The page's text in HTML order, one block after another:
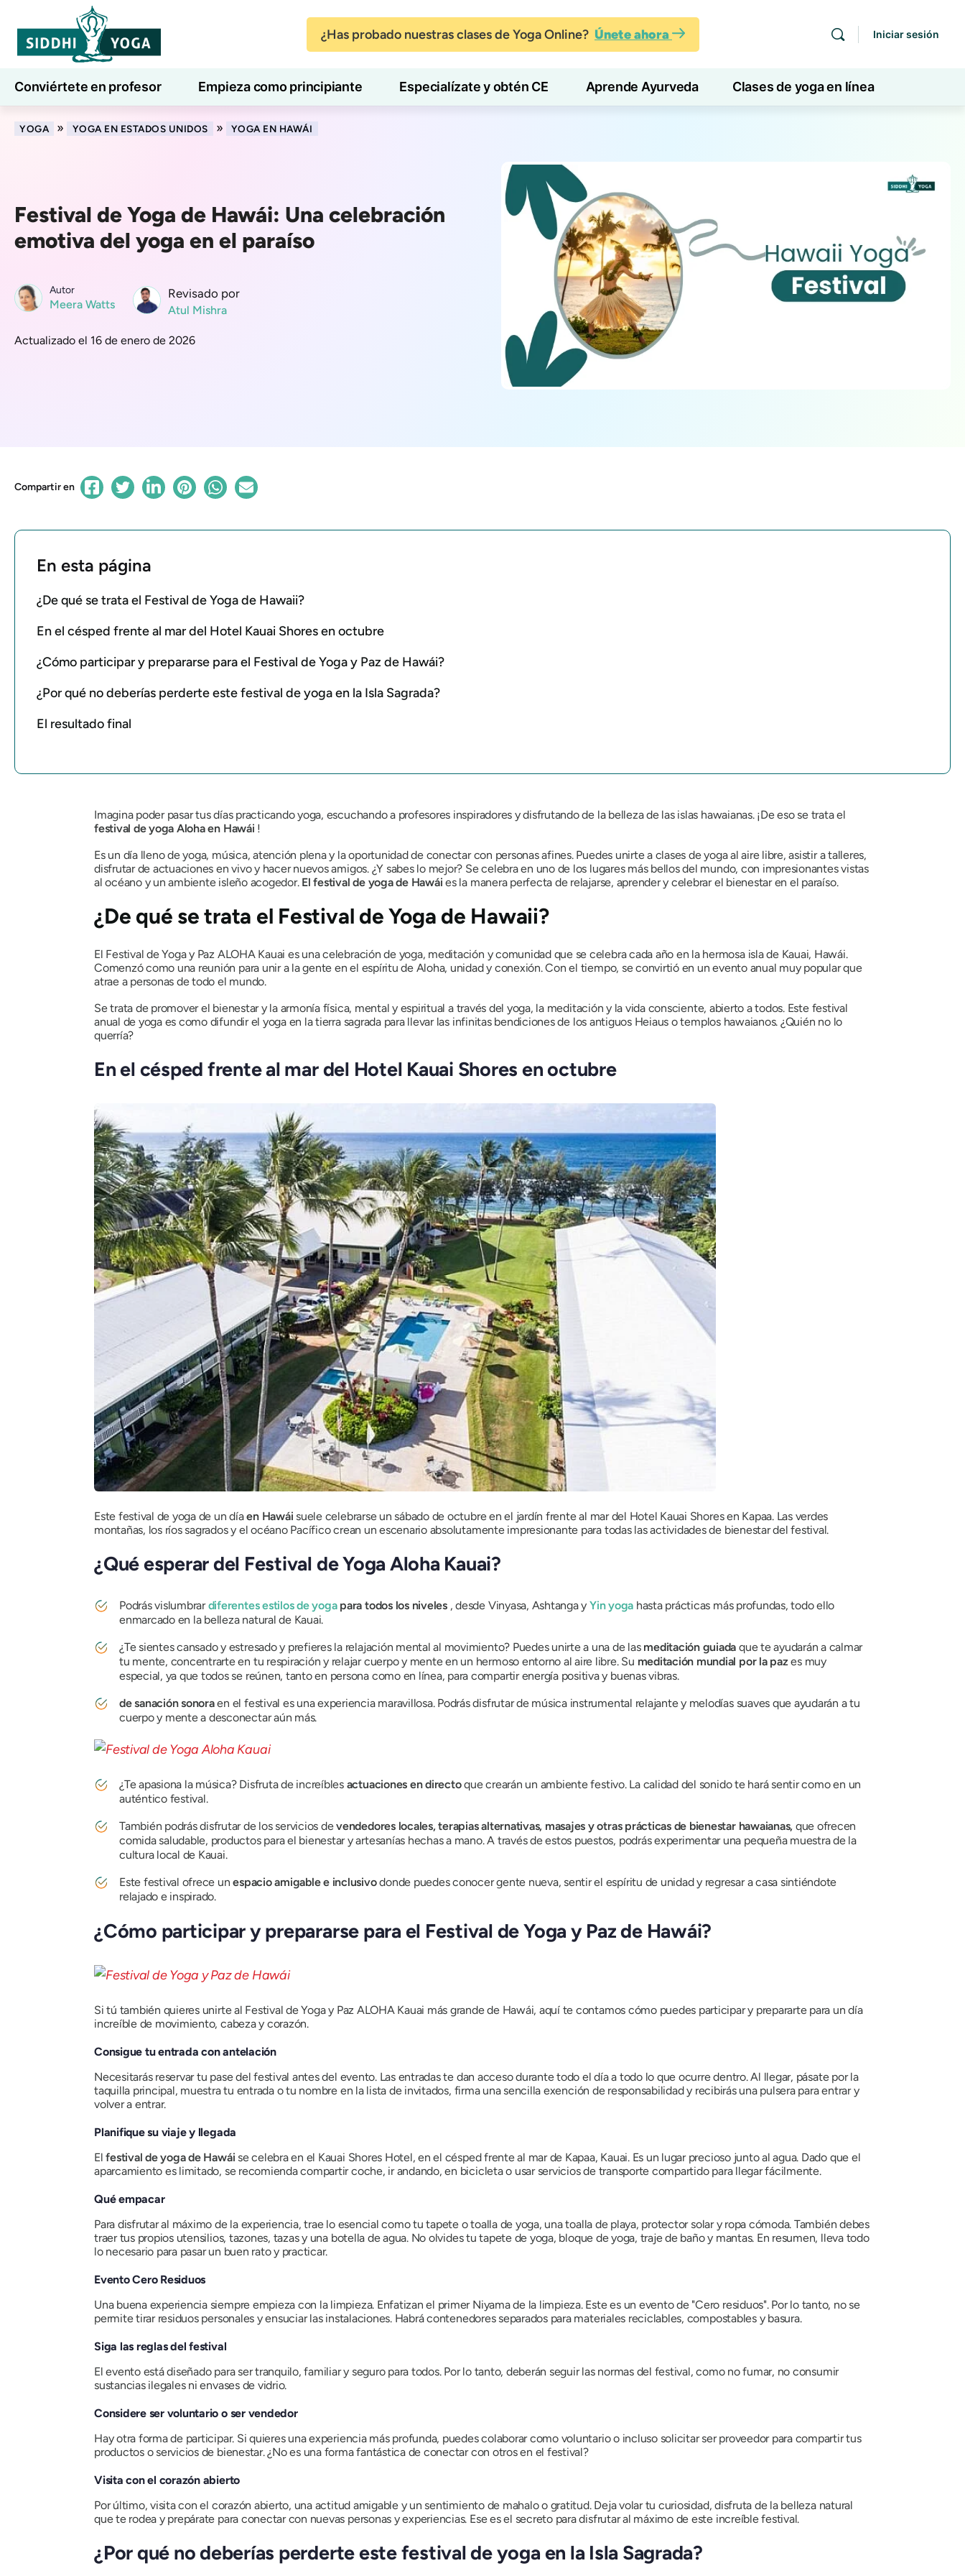
¿Has probado nuestras clases de Yoga Online? Únete ahora Iniciar sesión
Conviértete en profesor Empieza como principiante Especialízate y obtén CE Aprende Ayurveda Clases de yoga en línea
7 días de bienestar Blog Aprender
YOGA » YOGA EN ESTADOS UNIDOS » YOGA EN HAWÁI
Festival de Yoga de Hawái: Una celebración
emotiva del yoga en el paraíso
Autor
Meera Watts
Revisado por
Atul Mishra
Actualizado el 16 de enero de 2026
Compartir en
En esta página
¿De qué se trata el Festival de Yoga de Hawaii?
En el césped frente al mar del Hotel Kauai Shores en octubre
¿Cómo participar y prepararse para el Festival de Yoga y Paz de Hawái?
¿Por qué no deberías perderte este festival de yoga en la Isla Sagrada?
El resultado final
Imagina poder pasar tus días practicando yoga, escuchando a profesores inspiradores y disfrutando de la belleza de las islas hawaianas. ¡De eso se trata el
festival de yoga Aloha en Hawái !
Es un día lleno de yoga, música, atención plena y la oportunidad de conectar con personas afines. Puedes unirte a clases de yoga al aire libre, asistir a talleres,
disfrutar de actuaciones en vivo y hacer nuevos amigos. ¿Y sabes lo mejor? Se celebra en uno de los lugares más bellos del mundo, con impresionantes vistas
al océano y un ambiente isleño acogedor. El festival de yoga de Hawái es la manera perfecta de relajarse, aprender y celebrar el bienestar en el paraíso.
¿De qué se trata el Festival de Yoga de Hawaii?
El Festival de Yoga y Paz ALOHA Kauai es una celebración de yoga, meditación y comunidad que se celebra cada año en la hermosa isla de Kauai, Hawái.
Comenzó como una reunión para unir a la gente en el espíritu de Aloha, unidad y conexión. Con el tiempo, se convirtió en un evento anual muy popular que
atrae a personas de todo el mundo.
Se trata de promover el bienestar y la armonía física, mental y espiritual a través del yoga, la meditación y la vida consciente, abierto a todos. Este festival
anual de yoga es como difundir el yoga en la tierra sagrada para llevar las infinitas bendiciones de los antiguos Heiaus o templos hawaianos. ¿Quién no lo
querría?
En el césped frente al mar del Hotel Kauai Shores en octubre
Este festival de yoga de un díaen Hawái suele celebrarse un sábado de octubre en el jardín frente al mar del Hotel Kauai Shores en Kapaa. Las verdes
montañas, los ríos sagrados y el océano Pacífico crean un escenario absolutamente impresionante para todas las actividades de bienestar del festival.
¿Qué esperar del Festival de Yoga Aloha Kauai?
Podrás vislumbrar diferentes estilos de yogapara todos los niveles, desde Vinyasa, Ashtanga y Yin yoga hasta prácticas más profundas, todo ello
enmarcado en la belleza natural de Kauai.
¿Te sientes cansado y estresado y prefieres la relajación mental al movimiento? Puedes unirte a una de las meditación guiada que te ayudarán a calmar
tu mente, concentrarte en tu respiración y relajar cuerpo y mente en un hermoso entorno al aire libre. Su meditación mundial por la pazes muy
especial, ya que todos se reúnen, tanto en persona como en línea, para compartir energía positiva y buenas vibras.
de sanación sonoraen el festival es una experiencia maravillosa. Podrás disfrutar de música instrumental relajante y melodías suaves que ayudarán a tu
cuerpo y mente a desconectar aún más.
¿Te apasiona la música? Disfruta de increíbles actuaciones en directoque crearán un ambiente festivo. La calidad del sonido te hará sentir como en un
auténtico festival.
También podrás disfrutar de los servicios devendedores locales, terapias alternativas, masajes y otras prácticas de bienestar hawaianas, que ofrecen
comida saludable, productos para el bienestar y artesanías hechas a mano. A través de estos puestos, podrás experimentar una pequeña muestra de la
cultura local de Kauai.
Este festival ofrece unespacio amigable e inclusivodonde puedes conocer gente nueva, sentir el espíritu de unidad y regresar a casa sintiéndote
relajado e inspirado.
¿Cómo participar y prepararse para el Festival de Yoga y Paz de Hawái?
Si tú también quieres unirte al Festival de Yoga y Paz ALOHA Kauai más grande de Hawái, aquí te contamos cómo puedes participar y prepararte para un día
increíble de movimiento, cabeza y corazón.
Consigue tu entrada con antelación
Necesitarás reservar tu pase del festival antes del evento. Las entradas te dan acceso durante todo el día a todo lo que ocurre dentro. Al llegar, pásate por la
taquilla principal, muestra tu entrada o tu nombre en la lista de invitados, firma una sencilla exención de responsabilidad y recibirás una pulsera para entrar y
volver a entrar.
Planifique su viaje y llegada
Elfestival de yoga de Hawái se celebra en el Kauai Shores Hotel, en el césped frente al mar de Kapaa, Kauai. Es un lugar precioso junto al agua. Dado que el
aparcamiento es limitado, se recomienda compartir coche, ir andando, en bicicleta o usar servicios de transporte compartido para llegar fácilmente.
Qué empacar
Para disfrutar al máximo de la experiencia, trae lo esencial como tu tapete o toalla de yoga, una toalla de playa, protector solar y ropa cómoda. También debes
traer tus propios utensilios, tazones, tazas y una botella de agua. No olvides tu tapete de yoga, bloque de yoga, traje de baño y mantas. En resumen, lleva todo
lo necesario para pasar un buen rato y practicar.
Evento Cero Residuos
Una buena experiencia siempre empieza con la limpieza. Enfatizan el primer Niyama de la limpieza. Este es un evento de "Cero residuos". Por lo tanto, no se
permite tirar residuos personales y ensuciar las instalaciones. Habrá contenedores separados para materiales reciclables, compostables y basura.
Siga las reglas del festival
El evento está diseñado para ser tranquilo, familiar y seguro para todos. Por lo tanto, deberán seguir las normas del festival, como no fumar, no consumir
sustancias ilegales ni envases de vidrio.
Considere ser voluntario o ser vendedor
Hay otra forma de participar. Si quieres una experiencia más profunda, puedes colaborar como voluntario o incluso solicitar ser proveedor para compartir tus
productos o servicios de bienestar. ¿No es una forma fantástica de conectar con otros en el festival?
Visita con el corazón abierto
Por último, visita con el corazón abierto, una actitud amigable y un sentimiento de mahalo o gratitud. Deja volar tu curiosidad, disfruta de la belleza natural
que te rodea y prepárate para conectar con nuevas personas y experiencias. Ese es el secreto para disfrutar al máximo de este increíble festival.
¿Por qué no deberías perderte este festival de yoga en la Isla Sagrada?